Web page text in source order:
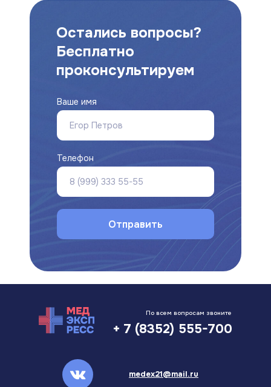
Остались вопросы?
Бесплатно
проконсультируем
Ваше имя
Телефон
Отправить
medex21@mail.ru
По всем вопросам звоните
+ 7 (8352) 555-700
УЗИ О нас
Цены